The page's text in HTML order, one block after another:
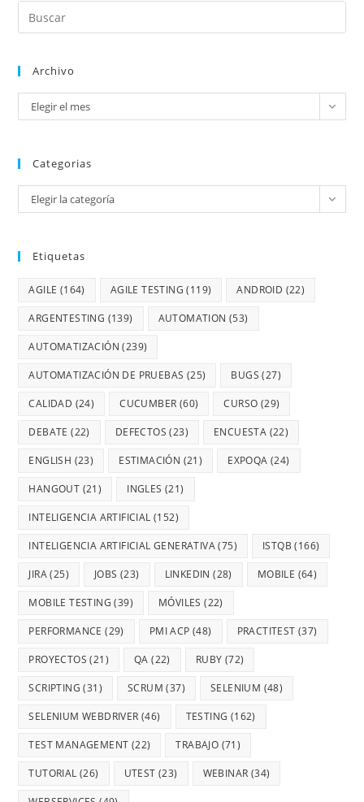
Archivo
Elegir el mes
Categorias
Elegir la categoría
Etiquetas
AGILE (164) AGILE TESTING (119) ANDROID (22)
ARGENTESTING (139) AUTOMATION (53)
AUTOMATIZACIÓN (239)
AUTOMATIZACIÓN DE PRUEBAS (25) BUGS (27)
CALIDAD (24) CUCUMBER (60) CURSO (29)
DEBATE (22) DEFECTOS (23) ENCUESTA (22)
ENGLISH (23) ESTIMACIÓN (21) EXPOQA (24)
HANGOUT (21) INGLES (21)
INTELIGENCIA ARTIFICIAL (152)
INTELIGENCIA ARTIFICIAL GENERATIVA(75) ISTQB (166)
JIRA(25) JOBS (23) LINKEDIN (28) MOBILE (64)
MOBILE TESTING (39) MÓVILES (22)
PERFORMANCE (29) PMI ACP (48) PRACTITEST (37)
PROYECTOS (21) QA (22) RUBY (72)
SCRIPTING (31) SCRUM (37) SELENIUM (48)
SELENIUM WEBDRIVER (46) TESTING (162)
TEST MANAGEMENT (22) TRABAJO (71)
TUTORIAL (26) UTEST (23) WEBINAR (34)